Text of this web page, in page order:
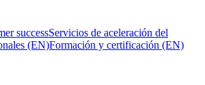
successServicios de aceleración del
(EN)Formación y certificación (EN)